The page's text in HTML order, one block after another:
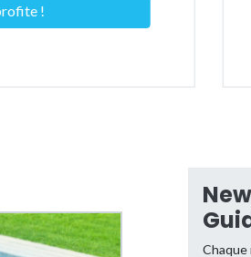
!
Chaque